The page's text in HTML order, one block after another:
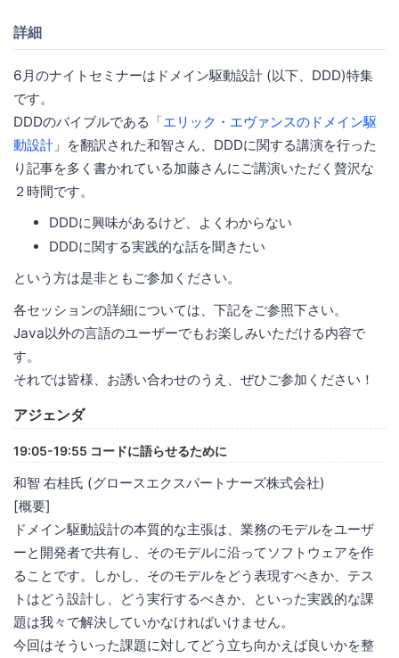
詳細
6月のナイトセミナーはドメイン駆動設計 (以下、DDD)特集
です。
DDDのバイブルである「エリック・エヴァンスのドメイン駆
動設計 」を翻訳された和智さん、DDDに関する講演を行った
り記事を多く書かれている加藤さんにご講演いただく贅沢な
２時間です。
DDDに興味があるけど、よくわからない
DDDに関する実践的な話を聞きたい
という方は是非ともご参加ください。
各セッションの詳細については、下記をご参照下さい。
Java以外の言語のユーザーでもお楽しみいただける内容で
す。
それでは皆様、お誘い合わせのうえ、ぜひご参加ください！
アジェンダ
19:05-19:55 コードに語らせるために
和智 右桂氏 (グロースエクスパートナーズ株式会社)
[概要]
ドメイン駆動設計の本質的な主張は、業務のモデルをユーザ
ーと開発者で共有し、そのモデルに沿ってソフトウェアを作
ることです。しかし、そのモデルをどう表現すべきか、テス
トはどう設計し、どう実行するべきか、といった実践的な課
題は我々で解決していかなければいけません。
今回はそういった課題に対してどう立ち向かえば良いかを整